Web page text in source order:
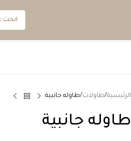
الرئيسية طاولات طاوله جانبية
طاوله جانبية